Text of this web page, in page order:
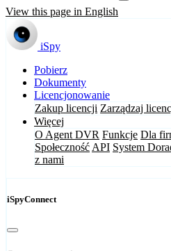
View this page in English
iSpy
Pobierz
Dokumenty
Licencjonowanie
Zakup licencji Zarządzaj
Więcej
O Agent DVR Funkcje Dla
Społeczność API System
z nami
iSpyConnect